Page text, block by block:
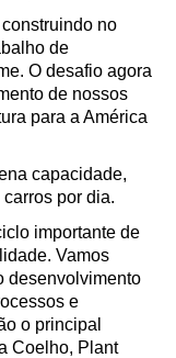
no
de
O desafio agora
de nossos
para a América
capacidade,
por dia.
importante de
Vamos
desenvolvimento
e
o principal
Coelho, Plant